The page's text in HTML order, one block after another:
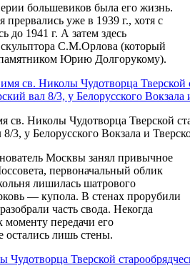
большевиков была его жизнь.
прервались уже в 1939 г., хотя с
до 1941 г. А затем здесь
скульптора С.М.Орлова (который
Юрию Долгорукому).
св. Николы Чудотворца Тверской
3, у Белорусского Вокзала и
Москвы занял привычное
первоначальный облик
лишилась шатрового
— купола. В стенах прорубили
часть свода. Некогда
передачи его
остались лишь стены.